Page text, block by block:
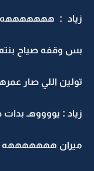
زياد :
بس وقفه صياح بنته
تولين اللي صار
زياد : يووووهـ بدات
ميران هههههههه